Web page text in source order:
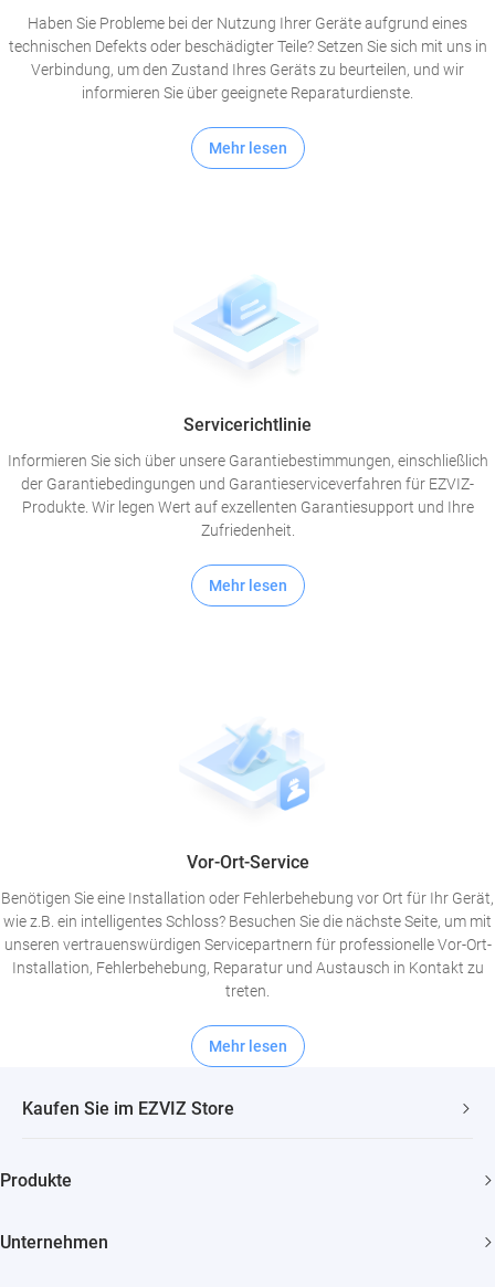
Haben Sie Probleme bei der Nutzung Ihrer Geräte aufgrund eines
technischen Defekts oder beschädigter Teile? Setzen Sie sich mit uns in
Verbindung, um den Zustand Ihres Geräts zu beurteilen, und wir
informieren Sie über geeignete Reparaturdienste.
Mehr lesen
Servicerichtlinie
Informieren Sie sich über unsere Garantiebestimmungen, einschließlich
der Garantiebedingungen und Garantieserviceverfahren für EZVIZ-
Produkte. Wir legen Wert auf exzellenten Garantiesupport und Ihre
Zufriedenheit.
Mehr lesen
Vor-Ort-Service
Benötigen Sie eine Installation oder Fehlerbehebung vor Ort für Ihr Gerät,
wie z.B. ein intelligentes Schloss? Besuchen Sie die nächste Seite, um mit
unseren vertrauenswürdigen Servicepartnern für professionelle Vor-Ort-
Installation, Fehlerbehebung, Reparatur und Austausch in Kontakt zu
treten.
Mehr lesen
Kaufen Sie im EZVIZ Store
30 Tage Geld-zurück-Garantie
Produkte
Unternehmen